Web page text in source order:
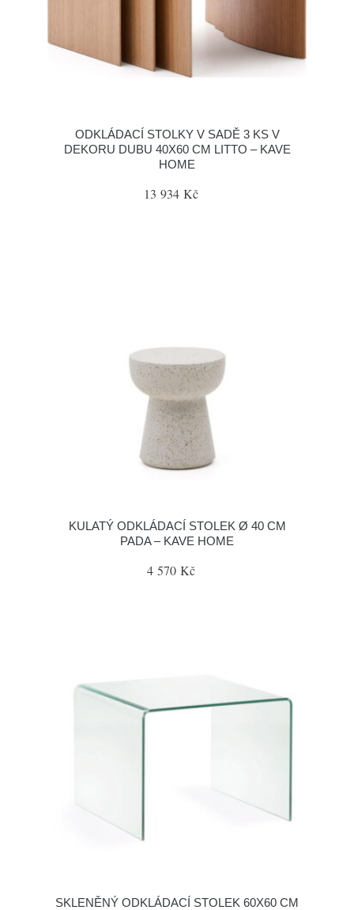
ODKLÁDACÍ STOLKY V SADĚ 3 KS V
DEKORU DUBU 40X60 CM LITTO – KAVE
HOME
13 934 Kč
KULATÝ ODKLÁDACÍ STOLEK Ø 40 CM
PADA – KAVE HOME
4 570 Kč
SKLENĚNÝ ODKLÁDACÍ STOLEK 60X60 CM